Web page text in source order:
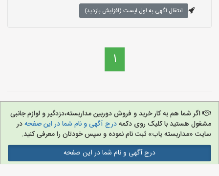
انتقال آگهی به اول لیست (افزایش بازدید)
1
اگر شما هم به کار خرید و فروش دوربین مداربسته،دزدگیر و لوازم جانبی
مشغول هستید با کلیک روی دکمهدرج آگهی و نام شما در این صفحهدر
سایت «مداربسته یاب» ثبت نام نموده و سپس خودتان را معرفی کنید.
درج آگهی و نام شما در این صفحه